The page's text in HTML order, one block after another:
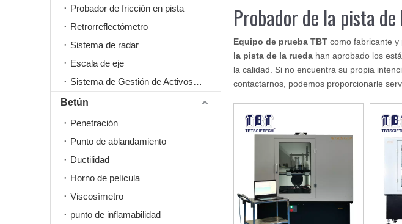
Probador de fricción en pista
Retrorreflectómetro
Sistema de radar
Escala de eje
Sistema de Gestión de Activos Viales
Betún
Penetración
Punto de ablandamiento
Ductilidad
Horno de película
Viscosímetro
punto de inflamabilidad
Probador de la pista
Equipo de prueba TBT como fabricante y
la pista de la rueda han aprobado los
la calidad. Si no encuentra su propia
contactarnos, podemos proporcionarle